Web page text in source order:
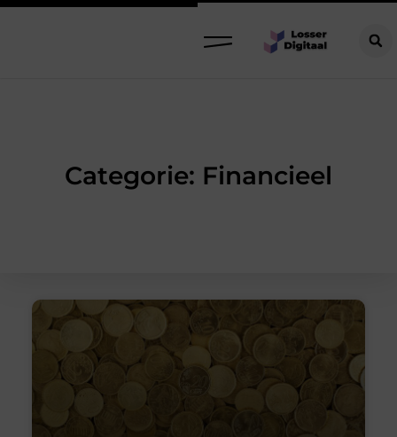
Categorie: Financieel